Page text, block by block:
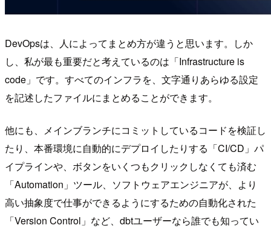
DevOpsは、人によってまとめ方が違うと思います。しか
し、私が最も重要だと考えているのは「Infrastructure is
code」です。すべてのインフラを、文字通りあらゆる設定
を記述したファイルにまとめることができます。
他にも、メインブランチにコミットしているコードを検証し
たり、本番環境に自動的にデプロイしたりする「CI/CD」パ
イプラインや、ボタンをいくつもクリックしなくても済む
「Automation」ツール、ソフトウェアエンジニアが、より
高い抽象度で仕事ができるようにするための自動化された
「Version Control」など、dbtユーザーなら誰でも知ってい